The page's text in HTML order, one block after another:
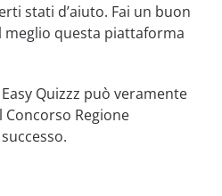
stati d’aiuto. Fai un buon
meglio questa piattaforma
Quizzz può veramente
Regione